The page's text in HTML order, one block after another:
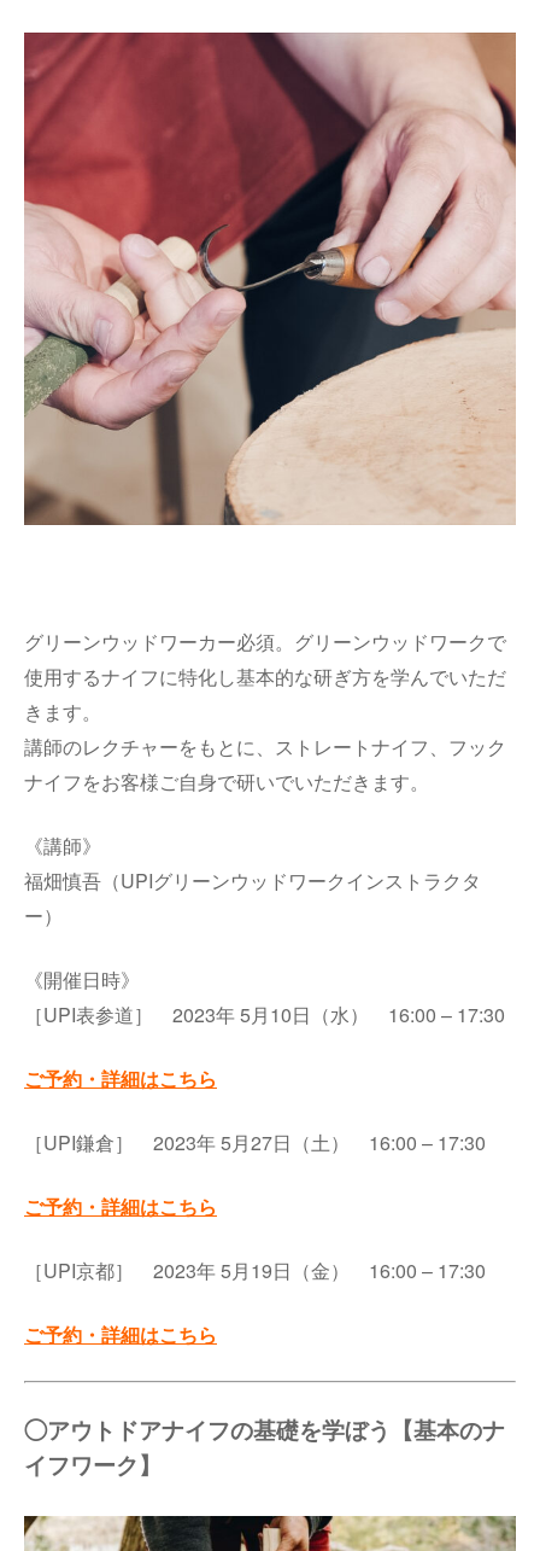
グリーンウッドワーカー必須。グリーンウッドワークで
使用するナイフに特化し基本的な研ぎ方を学んでいただ
きます。
講師のレクチャーをもとに、ストレートナイフ、フック
ナイフをお客様ご自身で研いでいただきます。
《講師》
福畑慎吾（UPIグリーンウッドワークインストラクタ
ー）
《開催日時》
［UPI表参道］ 2023年 5月10日（水） 16:00 – 17:30
ご予約・詳細はこちら
［UPI鎌倉］ 2023年 5月27日（土） 16:00 – 17:30
ご予約・詳細はこちら
［UPI京都］ 2023年 5月19日（金） 16:00 – 17:30
ご予約・詳細はこちら
◯アウトドアナイフの基礎を学ぼう【基本のナ
イフワーク】